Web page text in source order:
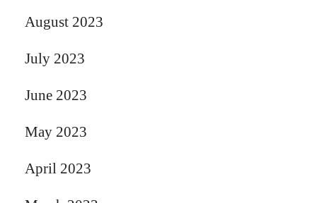
August 2023
July 2023
June 2023
May 2023
April 2023